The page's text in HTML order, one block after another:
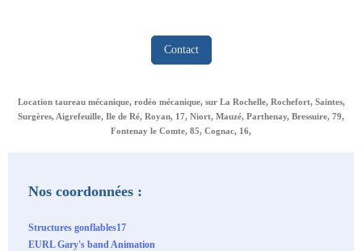
Contact
Location taureau mécanique, rodéo mécanique, sur La Rochelle, Rochefort, Saintes,
Surgères, Aigrefeuille, Ile de Ré, Royan, 17, Niort, Mauzé, Parthenay, Bressuire, 79,
Fontenay le Comte, 85, Cognac, 16,
Nos coordonnées :
Structures gonflables17
EURL Gary's band Animation